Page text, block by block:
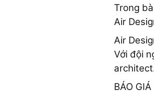
Trong
Air
Air
Với đội
BÁO